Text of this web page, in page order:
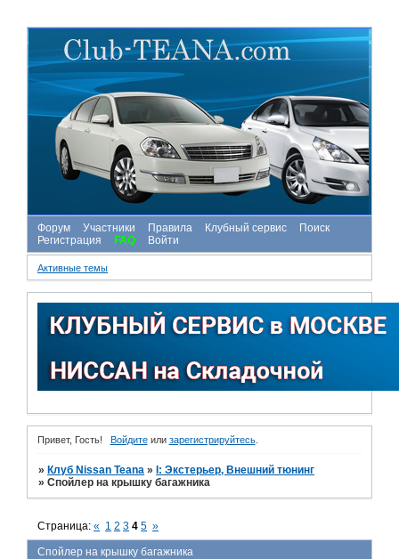
Форум Участники Правила Клубный сервис
Поиск
Регистрация
FAQ Войти
Активные темы
Привет, Гость! Войдитеили зарегистрируйтесь.
» Клуб Nissan Teana » I: Экстерьер, Внешний тюнинг
»Спойлер на крышку багажника
Спойлер на крышку багажника
Страница:« 1 2 3 4 5 »